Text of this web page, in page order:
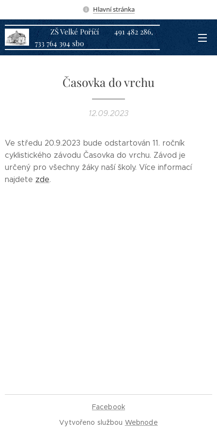
Hlavní stránka
ZŠ Velké Poříčí 491 482 286,
733 764 394 sbo
Časovka do vrchu
12.09.2023
Ve středu 20.9.2023 bude odstartován 11. ročník
cyklistického závodu Časovka do vrchu. Závod je
určený pro všechny žáky naší školy. Více informací
najdete zde.
Facebook
Vytvořeno službou Webnode